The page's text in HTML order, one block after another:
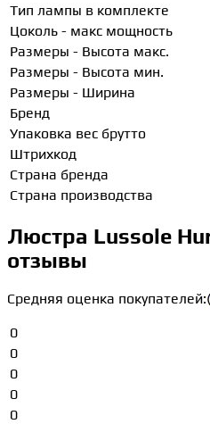
Тип лампы в комплекте
Цоколь - макс мощность
Размеры - Высота макс.
Размеры - Высота мин.
Размеры - Ширина
Бренд
Упаковка вес брутто
Штрихкод
Страна бренда
Страна производства
Люстра Lussole
отзывы
Средняя оценка покупателей:(
0
0
0
0
0